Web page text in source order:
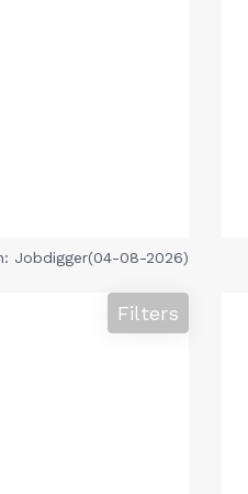
Jobdigger(04-08-2026)
Filters